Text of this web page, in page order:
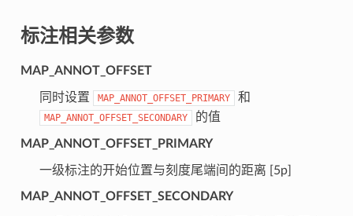
标注相关参数
MAP_ANNOT_OFFSET
同时设置 MAP_ANNOT_OFFSET_PRIMARY 和
MAP_ANNOT_OFFSET_SECONDARY 的值
MAP_ANNOT_OFFSET_PRIMARY
一级标注的开始位置与刻度尾端间的距离 [5p]
MAP_ANNOT_OFFSET_SECONDARY